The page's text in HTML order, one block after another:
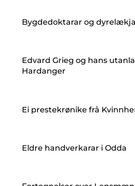
Bygdedoktarar og
Edvard Grieg og hans
Hardanger
Ei prestekrønike frå
Eldre handverkarar i Odda